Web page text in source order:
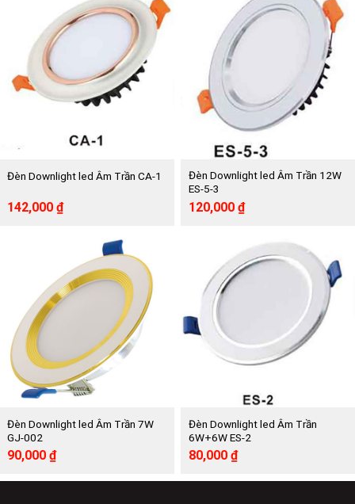
100,000 ₫.
95,000 ₫.
Đèn Downlight led Âm Trần CA-1
Giá
142,000 ₫Giá
hiện
142,000 ₫.
Đèn Downlight led Âm Trần 12W
ES-5-3
Giá
120,000 ₫Giá
hiện
120,000 ₫.
Đèn Downlight led Âm Trần 7W
GJ-002
Giá
là:
90,000 ₫Giá
tại
Đèn Downlight led Âm Trần
6W+6W ES-2
Giá
là:
80,000 ₫Giá
tại